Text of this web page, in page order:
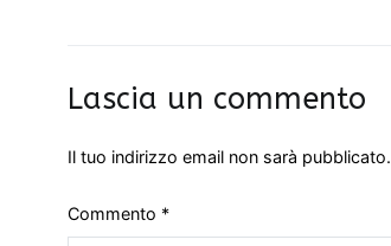
Lascia un commento
Il tuo indirizzo email non sarà pubblicato.
Commento *